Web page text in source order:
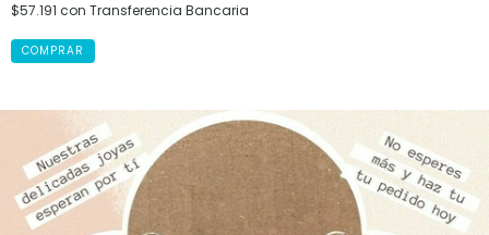
$57.191 con Transferencia Bancaria